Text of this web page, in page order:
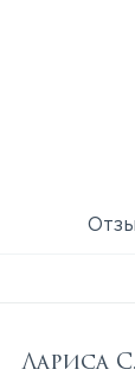
Лариса С.